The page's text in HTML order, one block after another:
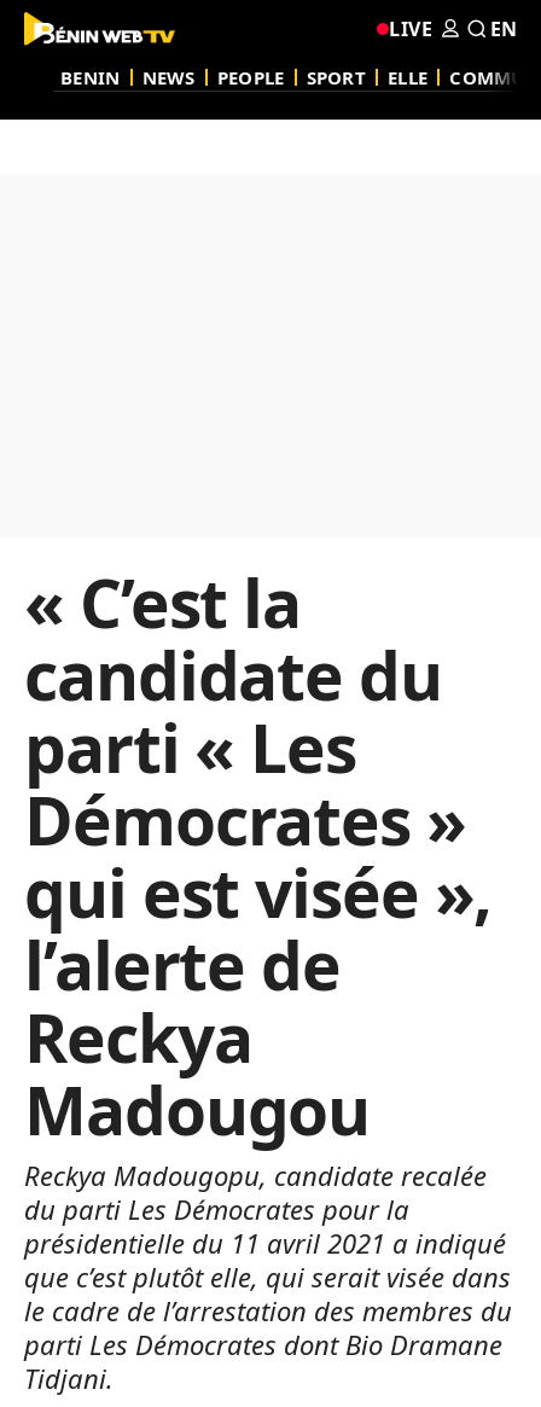
BENIN NEWS PEOPLE SPORT ELLE
LIVE EN
« C’est la
candidate du
parti « Les
Démocrates »
qui est visée »,
l’alerte de
Reckya
Madougou
Reckya Madougopu, candidate recalée
du parti Les Démocrates pour la
présidentielle du 11 avril 2021 a indiqué
que c’est plutôt elle, qui serait visée dans
le cadre de l’arrestation des membres du
parti Les Démocrates dont Bio Dramane
Tidjani.